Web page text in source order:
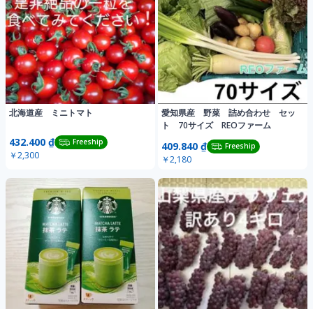
北海道産 ミニトマト
432.400 ₫ Freeship
￥2,300
愛知県産 野菜 詰め合わせ セッ
ト 70サイズ REOファーム
409.840 ₫ Freeship
￥2,180